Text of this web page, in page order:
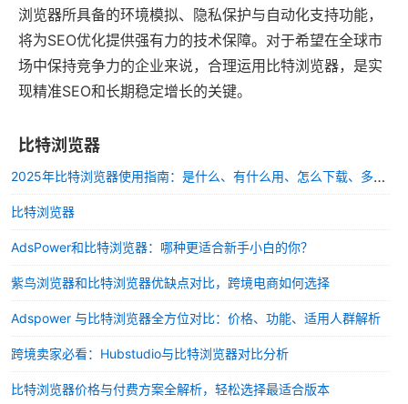
浏览器所具备的环境模拟、隐私保护与自动化支持功能，
将为SEO优化提供强有力的技术保障。对于希望在全球市
场中保持竞争力的企业来说，合理运用比特浏览器，是实
现精准SEO和长期稳定增长的关键。
比特浏览器
2025年比特浏览器使用指南：是什么、有什么用、怎么下载、多少钱？
比特浏览器
AdsPower和比特浏览器：哪种更适合新手小白的你？
紫鸟浏览器和比特浏览器优缺点对比，跨境电商如何选择
Adspower 与比特浏览器全方位对比：价格、功能、适用人群解析
跨境卖家必看：Hubstudio与比特浏览器对比分析
比特浏览器价格与付费方案全解析，轻松选择最适合版本